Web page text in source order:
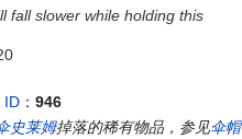
fall slower while holding this
ID ：946
史莱姆掉落的稀有物品，参见伞帽